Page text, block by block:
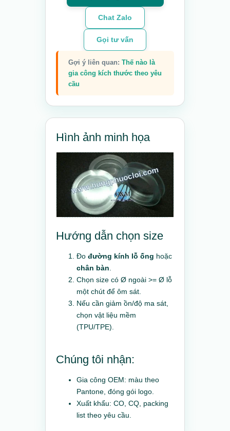
Chat Zalo
Gọi tư vấn
Gợi ý liên quan: Thế nào là
gia công kích thước theo yêu
cầu
Hình ảnh minh họa
Hướng dẫn chọn size
Đo đường kính lỗ ống hoặc
chân bàn.
Chọn size có Ø ngoài >= Ø lỗ
một chút để ôm sát.
Nếu cần giảm ồn/độ ma sát,
chọn vật liệu mềm
(TPU/TPE).
Chúng tôi nhận:
Gia công OEM: màu theo
Pantone, đóng gói logo.
Xuất khẩu: CO, CQ, packing
list theo yêu cầu.